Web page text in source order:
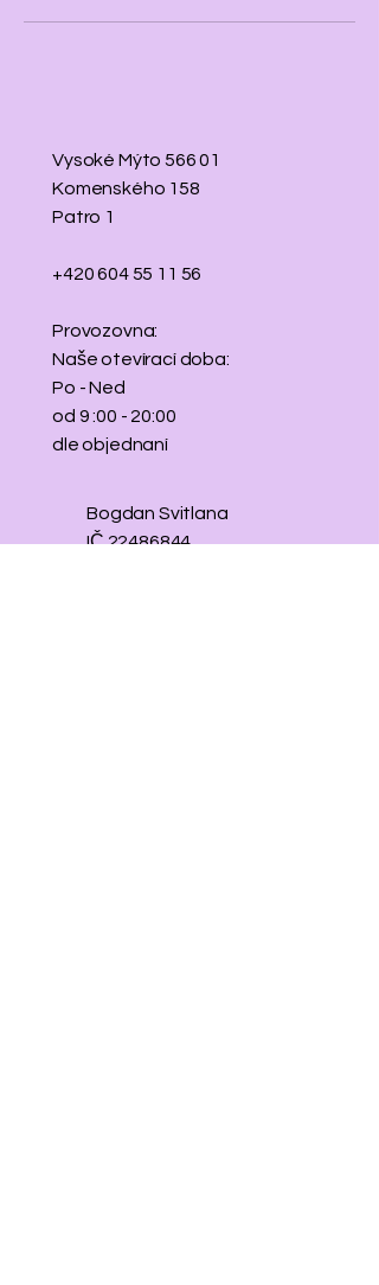
Vysoké Mýto 566 01
Komenského 158
Patro 1
+420 604 55 11 56
Provozovna:
Naše otevírací doba:
Po - Ned
od 9 :00 - 20:00
dle objednaní
Bogdan Svitlana
IČ22486844